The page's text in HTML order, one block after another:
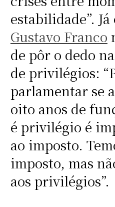
estabilidade”.
Gustavo Franco
de pôr o dedo
de privilégios:
parlamentar se
oito anos de
é privilégio é
ao imposto.
imposto, mas
aos privilégios”.